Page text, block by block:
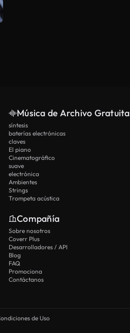
Música de Archivo Gratuita
síntesis
baterías electrónicas
claves
El piano
Cinematográfico
suave
electrónica
Ambientes
Strings
Trompeta acústica
Compañía
Sobre nosotros
Coverr Plus
Desarrolladores / API
Blog
FAQ
Promociona
Contáctanos
de Uso